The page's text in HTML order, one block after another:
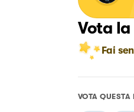
Vota
Fai
VOTA QUESTA